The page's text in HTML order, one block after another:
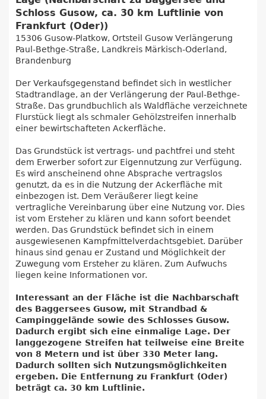
Schloss Gusow, ca. 30 km Luftlinie von
Frankfurt (Oder))
15306 Gusow-Platkow, Ortsteil Gusow Verlängerung
Paul-Bethge-Straße, Landkreis Märkisch-Oderland,
Brandenburg
Der Verkaufsgegenstand befindet sich in westlicher
Stadtrandlage, an der Verlängerung der Paul-Bethge-
Straße. Das grundbuchlich als Waldfläche verzeichnete
Flurstück liegt als schmaler Gehölzstreifen innerhalb
einer bewirtschafteten Ackerfläche.
Das Grundstück ist vertrags- und pachtfrei und steht
dem Erwerber sofort zur Eigennutzung zur Verfügung.
Es wird anscheinend ohne Absprache vertragslos
genutzt, da es in die Nutzung der Ackerfläche mit
einbezogen ist. Dem Veräußerer liegt keine
vertragliche Vereinbarung über eine Nutzung vor. Dies
ist vom Ersteher zu klären und kann sofort beendet
werden. Das Grundstück befindet sich in einem
ausgewiesenen Kampfmittelverdachtsgebiet. Darüber
hinaus sind genau er Zustand und Möglichkeit der
Zuwegung vom Ersteher zu klären. Zum Aufwuchs
liegen keine Informationen vor.
Interessant an der Fläche ist die Nachbarschaft
des Baggersees Gusow, mit Strandbad &
Campinggelände sowie des Schlosses Gusow.
Dadurch ergibt sich eine einmalige Lage. Der
langgezogene Streifen hat teilweise eine Breite
von 8 Metern und ist über 330 Meter lang.
Dadurch sollten sich Nutzungsmöglichkeiten
ergeben. Die Entfernung zu Frankfurt (Oder)
beträgt ca. 30 km Luftlinie.